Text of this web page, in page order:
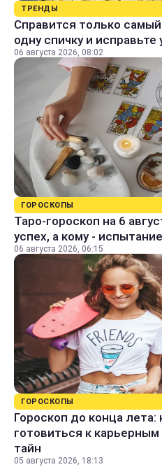
ТРЕНДЫ
Справится только
одну спичку и
06 августа 2026, 08:02
ГОРОСКОПЫ
Таро-гороскоп на 6
успех, а кому - испытание
06 августа 2026, 06:15
ГОРОСКОПЫ
Гороскоп до конца лета:
готовиться к
тайн
05 августа 2026, 18:13